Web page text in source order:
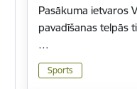
Pasākuma ietvaros
pavadīšanas telpās
…
Sports